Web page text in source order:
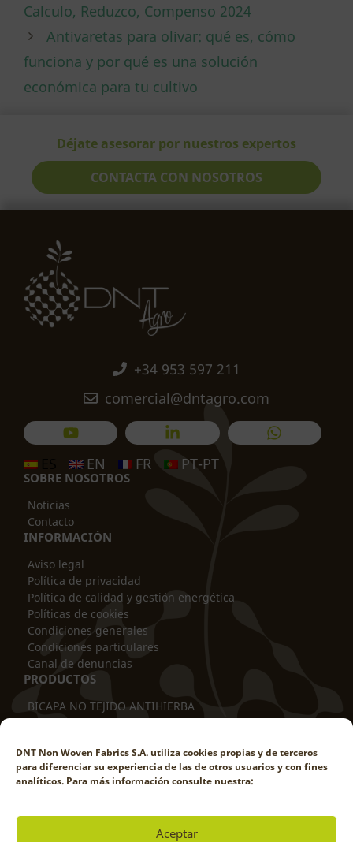
DNT Non Woven Fabrics S.A. utiliza cookies propias y de terceros
para diferenciar su experiencia de las de otros usuarios y con fines
analíticos. Para más información consulte nuestra:
Aceptar
Calculo, Reduzco, Compenso 2024
Antivaretas para olivar: qué es, cómo
funciona y por qué es una solución
económica para tu cultivo
Déjate asesorar por nuestros expertos
CONTACTA CON NOSOTROS
+34 953 597 211
comercial@dntagro.com
EN FR PT-PT
SOBRE NOSOTROS
Noticias
Contacto
INFORMACIÓN
Aviso legal
Política de privacidad
Política de calidad y gestión energética
Políticas de cookies
Condiciones generales
Condiciones particulares
Canal de denuncias
PRODUCTOS
BICAPA NO TEJIDO ANTIHIERBA
ANTIVARETAS BICAPA
FUNDA TUBULAR
MANTA TÉRMICA
CUBRESUELOS ANTIHIERBA
CUBREMACETAS ANTIHIERBA